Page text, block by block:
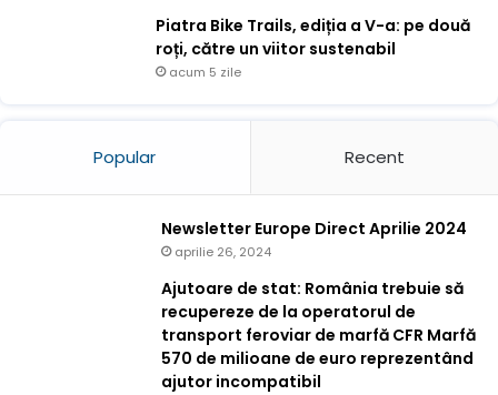
Piatra Bike Trails, ediția a V-a: pe două
roți, către un viitor sustenabil
acum 5 zile
Popular Recent
Newsletter Europe Direct Aprilie 2024
aprilie 26, 2024
Ajutoare de stat: România trebuie să
recupereze de la operatorul de
transport feroviar de marfă CFR Marfă
570 de milioane de euro reprezentând
ajutor incompatibil